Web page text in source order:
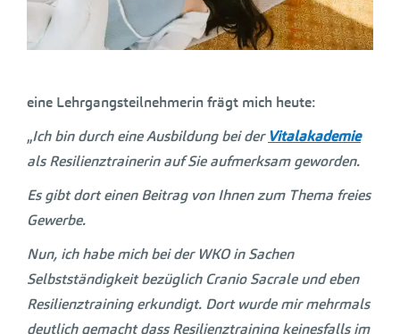
eine Lehrgangsteilnehmerin frägt mich heute:
„Ich bin durch eine Ausbildung bei derVitalakademie
als Resilienztrainerin auf Sie aufmerksam geworden.
Es gibt dort einen Beitrag von Ihnen zum Thema freies
Gewerbe.
Nun, ich habe mich bei der WKO in Sachen
Selbstständigkeit bezüglich Cranio Sacrale und eben
Resilienztraining erkundigt. Dort wurde mir mehrmals
deutlich gemacht dass Resilienztraining keinesfalls im